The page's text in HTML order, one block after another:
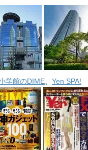
学館のDIME Yen SPA!